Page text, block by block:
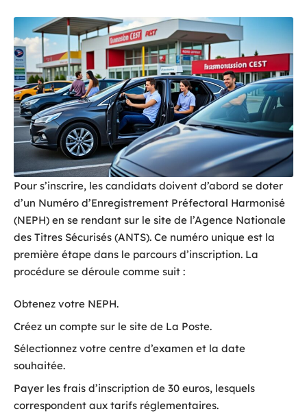
Pour s’inscrire, les candidats doivent d’abord se doter
d’un Numéro d’Enregistrement Préfectoral Harmonisé
(NEPH) en se rendant sur le site de l’Agence Nationale
des Titres Sécurisés (ANTS). Ce numéro unique est la
première étape dans le parcours d’inscription. La
procédure se déroule comme suit :
Obtenez votre NEPH.
Créez un compte sur le site de La Poste.
Sélectionnez votre centre d’examen et la date
souhaitée.
Payer les frais d’inscription de 30 euros, lesquels
correspondent aux tarifs réglementaires.